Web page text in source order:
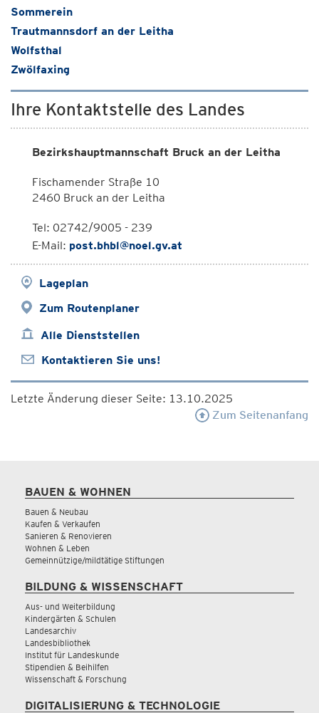
Sommerein
Trautmannsdorf an der Leitha
Wolfsthal
Zwölfaxing
Ihre Kontaktstelle des Landes
Bezirkshauptmannschaft Bruck an der Leitha
Fischamender Straße 10
2460 Bruck an der Leitha
Tel: 02742/9005 - 239
E-Mail: post.bhbl@noel.gv.at
Lageplan
Zum Routenplaner
Alle Dienststellen
Kontaktieren Sie uns!
Letzte Änderung dieser Seite: 13.10.2025
Zum Seitenanfang
BAUEN & WOHNEN
Bauen & Neubau
Kaufen & Verkaufen
Sanieren & Renovieren
Wohnen & Leben
Gemeinnützige/mildtätige Stiftungen
BILDUNG & WISSENSCHAFT
Aus- und Weiterbildung
Kindergärten & Schulen
Landesarchiv
Landesbibliothek
Institut für Landeskunde
Stipendien & Beihilfen
Wissenschaft & Forschung
DIGITALISIERUNG & TECHNOLOGIE